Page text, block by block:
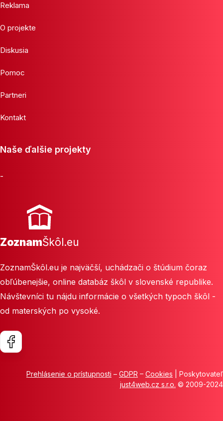
Reklama
O projekte
Diskusia
Pomoc
Partneri
Kontakt
Naše ďalšie projekty
-
ZoznamŠkôl.eu
ZoznamŠkôl.eu je najväčší, uchádzači o štúdium čoraz
obľúbenejšie, online databáz škôl v slovenské republike.
Návštevníci tu nájdu informácie o všetkých typoch škôl -
od materských po vysoké.
Prehlásenie o prístupnosti – GDPR – Cookies | Poskytovateľ
just4web.cz s.r.o. © 2009-2024